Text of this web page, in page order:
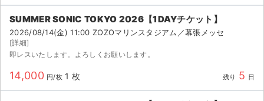
SUMMER SONIC TOKYO 2026【1DAYチケット】
2026/08/14(金) 11:00 ZOZOマリンスタジアム／幕張メッセ
[詳細]
即レスいたします。よろしくお願いします。
14,000 円/枚 1 枚 残り 5 日